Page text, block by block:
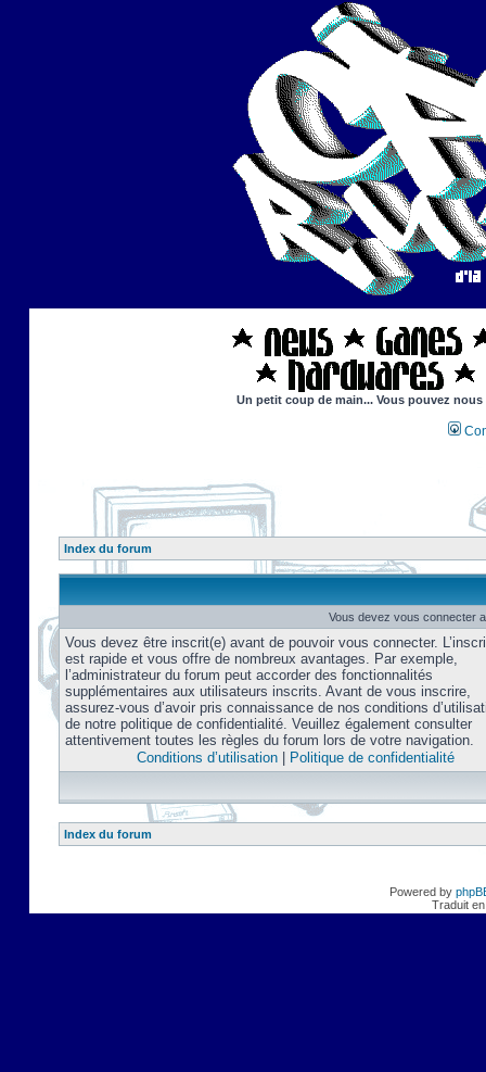
Un petit coup de main... Vous pouvez
Index du forum
Vous devez vous connecter
Vous devez être inscrit(e) avant de pouvoir vous connecter.
est rapide et vous offre de nombreux avantages. Par exemple,
l’administrateur du forum peut accorder des fonctionnalités
supplémentaires aux utilisateurs inscrits. Avant de vous inscrire,
assurez-vous d’avoir pris connaissance de nos conditions
de notre politique de confidentialité. Veuillez également consulter
attentivement toutes les règles du forum lors de votre navigation.
Conditions d’utilisation| Politique de confidentialité
Index du forum
Powered by
Traduit